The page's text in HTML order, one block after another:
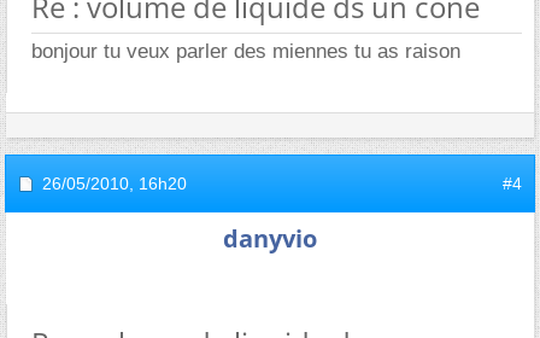
bonjour tu veux parler des miennes tu as raison
26/05/2010, 16h20 #4
danyvio